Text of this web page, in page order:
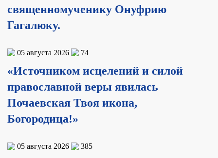
священномученику Онуфрию
Гагалюку.
05 августа 2026 74
«Источником исцелений и силой
православной веры явилась
Почаевская Твоя икона,
Богородица!»
05 августа 2026 385